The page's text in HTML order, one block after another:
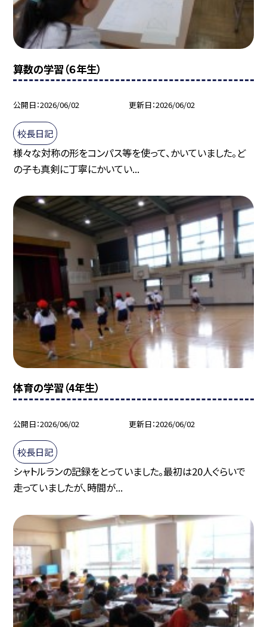
算数の学習（６年生）
公開日 2026/06/02 更新日 2026/06/02
校長日記
様々な対称の形をコンパス等を使って、かいていました。ど
の子も真剣に丁寧にかいてい...
体育の学習（4年生）
公開日 2026/06/02 更新日 2026/06/02
校長日記
シャトルランの記録をとっていました。最初は20人ぐらいで
走っていましたが、時間が...